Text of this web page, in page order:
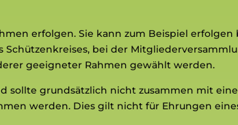
erfolgen. Sie kann zum Beispiel
bei der
geeigneter Rahmen gewählt werden.
sollte grundsätzlich nicht zusammen mit
werden. Dies gilt nicht für Ehrungen